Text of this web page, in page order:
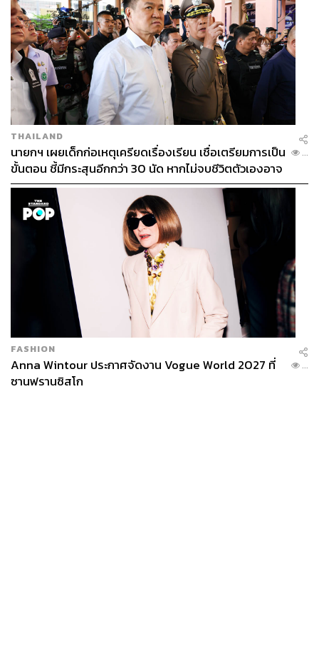
THAILAND
นายกฯ เผยเด็กก่อเหตุเครียดเรื่องเรียน เชื่อเตรียมการเป็น
ขั้นตอน ชี้มีกระสุนอีกกว่า 30 นัด หากไม่จบชีวิตตัวเองอาจ
สูญเสียเพิ่ม
...
FASHION
Anna Wintour ประกาศจัดงาน Vogue World 2027 ที่
ซานฟรานซิสโก
...